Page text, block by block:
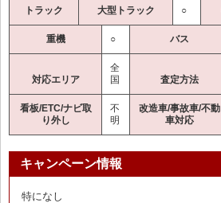
トラック 大型トラック ○
重機 ○ バス
対応エリア
全
国
査定方法
看板/ETC/ナビ取
り外し
不
明
改造車/事故車/不動
車対応
キャンペーン情報
特になし